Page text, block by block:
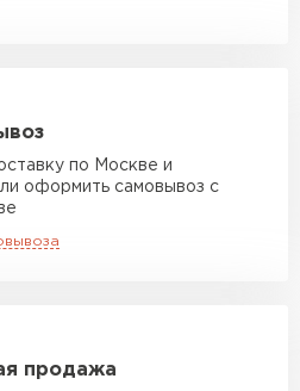
эстетические
поскольку
NormanMP.
финансовые
в разных
ультрафиолета.
м
по Москве и
оформить самовывоз с
продажа